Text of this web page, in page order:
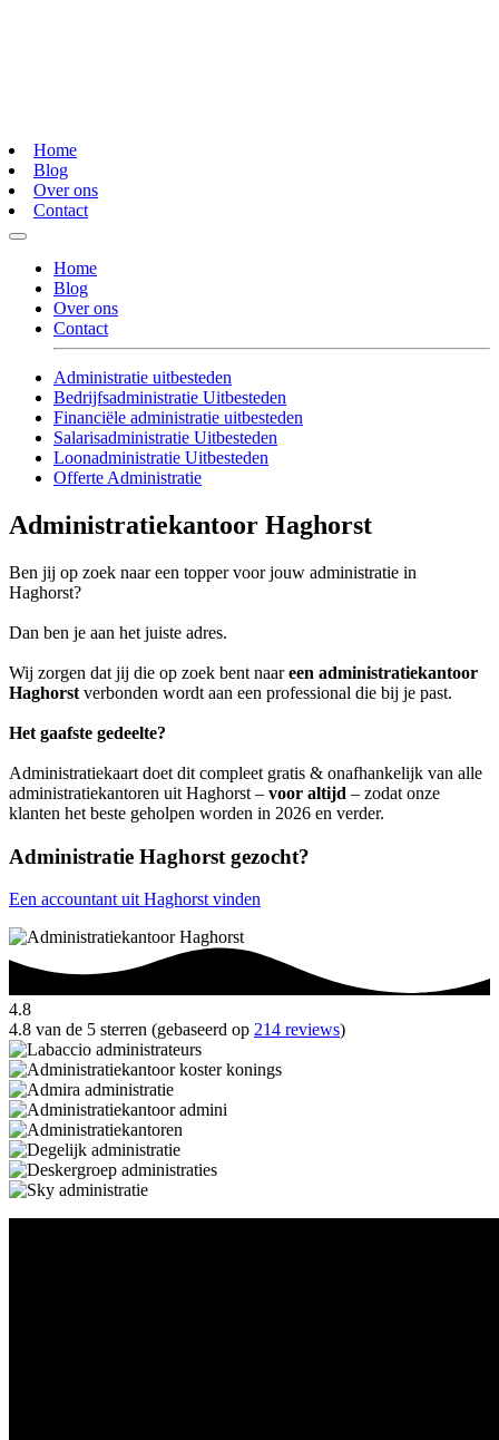
Home
Blog
Over ons
Contact
Home
Blog
Over ons
Contact
Administratie uitbesteden
Bedrijfsadministratie Uitbesteden
Financiële administratie uitbesteden
Salarisadministratie Uitbesteden
Loonadministratie Uitbesteden
Offerte Administratie
Administratiekantoor Haghorst
Ben jij op zoek naar een topper voor jouw administratie in
Haghorst?
Dan ben je aan het juiste adres.
Wij zorgen dat jij die op zoek bent naareen administratiekantoor
Haghorst verbonden wordt aan een professional die bij je past.
Het gaafste gedeelte?
Administratiekaart doet dit compleet gratis & onafhankelijk van alle
administratiekantoren uit Haghorst – voor altijd – zodat onze
klanten het beste geholpen worden in 2026 en verder.
Administratie Haghorst gezocht?
Een accountant uit Haghorst vinden
4.8
4.8 van de 5 sterren (gebaseerd op 214 reviews)